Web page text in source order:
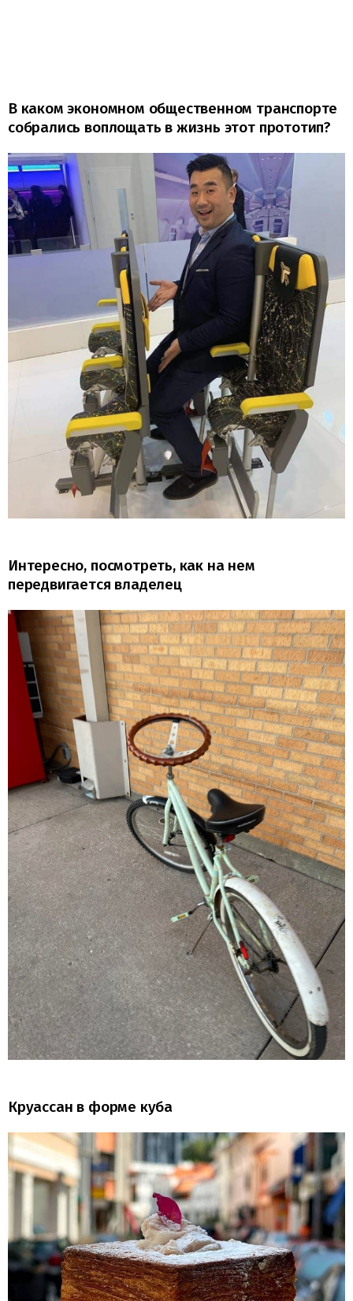
В каком экономном общественном транспорте
собрались воплощать в жизнь этот прототип?
Интересно, посмотреть, как на нем
передвигается владелец
Круассан в форме куба